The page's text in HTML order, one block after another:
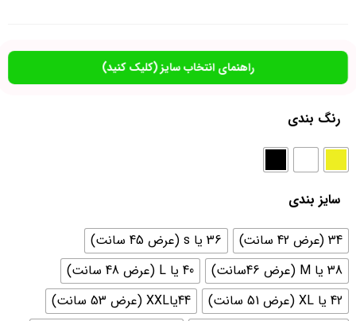
راهنمای انتخاب سایز (کلیک کنید)
رنگ بندی
سایز بندی
34 (عرض 42 سانت)
36 یا s (عرض 45 سانت)
38 یا M (عرض 46سانت)
40 یا L (عرض 48 سانت)
42 یا XL (عرض 51 سانت)
44یاXXL (عرض 53 سانت)